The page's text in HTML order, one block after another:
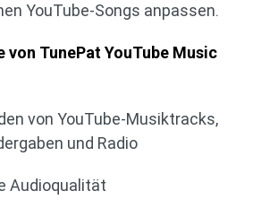
YouTube-Songs anpassen.
von TunePat YouTube Music
von YouTube-Musiktracks,
und Radio
Audioqualität